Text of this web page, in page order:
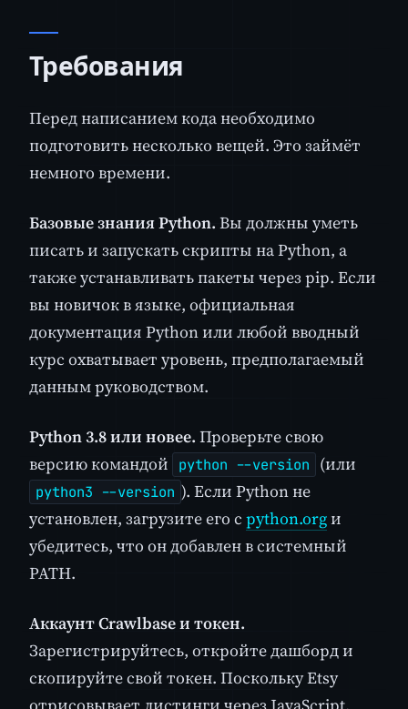
Требования
Перед написанием кода необходимо
подготовить несколько вещей. Это займёт
немного времени.
Базовые знания Python. Вы должны уметь
писать и запускать скрипты на Python, а
также устанавливать пакеты через pip. Если
вы новичок в языке, официальная
документация Python или любой вводный
курс охватывает уровень, предполагаемый
данным руководством.
Python 3.8 или новее. Проверьте свою
версию командой
python --version (или
python3 --version ). Если Python не
установлен, загрузите его с python.orgи
убедитесь, что он добавлен в системный
PATH.
Аккаунт Crawlbase и токен.
Зарегистрируйтесь, откройте дашборд и
скопируйте свой токен. Поскольку Etsy